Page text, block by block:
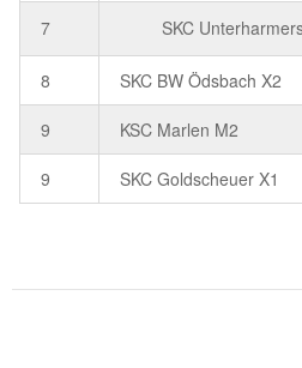
7 SKC
8 SKC BW Ödsbach X2
9 KSC Marlen M2
9 SKC Goldscheuer X1